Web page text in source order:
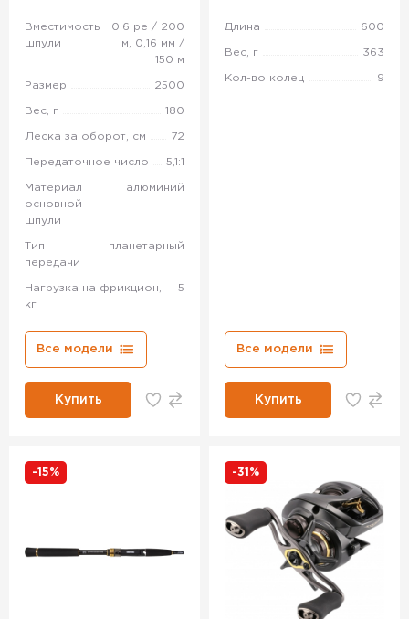
Вместимость
шпули
0.6 pe / 200
м, 0,16 мм /
150 м
Размер 2500
Вес, г 180
Леска за оборот, см 72
Передаточное число 5,1:1
Материал
основной
шпули
алюминий
Тип
передачи
планетарный
Нагрузка на фрикцион,
кг
5
Все модели
Купить
Длина 600
Вес, г 363
Кол-во колец 9
Все модели
Купить
-15% -31%